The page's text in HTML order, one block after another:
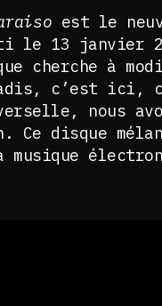
est le
le 13 janvier
cherche à
c’est ici,
nous
Ce disque
musique